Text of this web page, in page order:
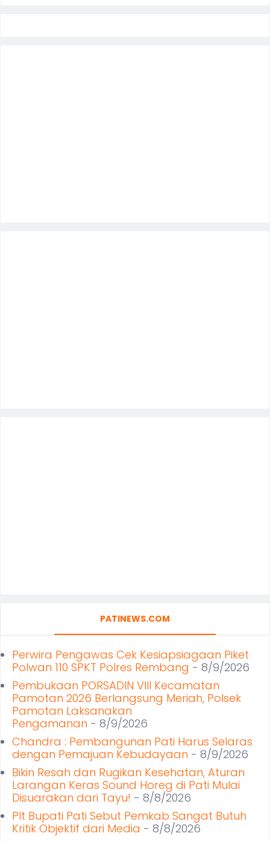
PATINEWS.COM
Perwira Pengawas Cek Kesiapsiagaan Piket
Polwan 110 SPKT Polres Rembang - 8/9/2026
Pembukaan PORSADIN VIII Kecamatan
Pamotan 2026 Berlangsung Meriah, Polsek
Pamotan Laksanakan
Pengamanan - 8/9/2026
Chandra : Pembangunan Pati Harus Selaras
dengan Pemajuan Kebudayaan - 8/9/2026
Bikin Resah dan Rugikan Kesehatan, Aturan
Larangan Keras Sound Horeg di Pati Mulai
Disuarakan dari Tayu! - 8/8/2026
Plt Bupati Pati Sebut Pemkab Sangat Butuh
Kritik Objektif dari Media - 8/8/2026